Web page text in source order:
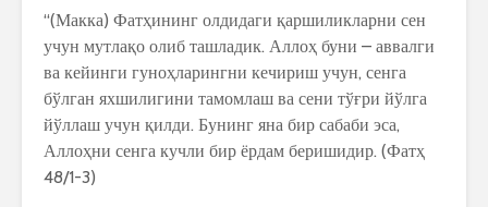
“(Макка) Фатҳининг олдидаги қаршиликларни сен
учун мутлақо олиб ташладик. Аллоҳ буни – аввалги
ва кейинги гуноҳларингни кечириш учун, сенга
бўлган яхшилигини тамомлаш ва сени тўғри йўлга
йўллаш учун қилди. Бунинг яна бир сабаби эса,
Аллоҳни сенга кучли бир ёрдам беришидир. (Фатҳ
48/1-3)